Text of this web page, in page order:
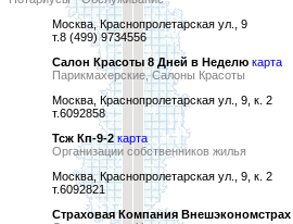
Москва, Краснопролетарская ул., 9
т.8 (499) 9734556
Салон Красоты 8 Дней в Неделю карта
Парикмахерские, Салоны Красоты
Москва, Краснопролетарская ул., 9, к. 2
т.6092858
Тсж Кп-9-2 карта
Организации собственников жилья
Москва, Краснопролетарская ул., 9, к. 2
т.6092821
Страховая Компания Внешэкономстрах